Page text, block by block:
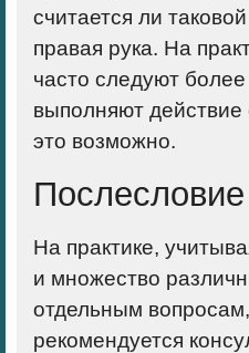
считается ли
правая рука. На
часто следуют
выполняют действие
это возможно.
Послесловие
На практике,
и множество
отдельным
рекомендуется